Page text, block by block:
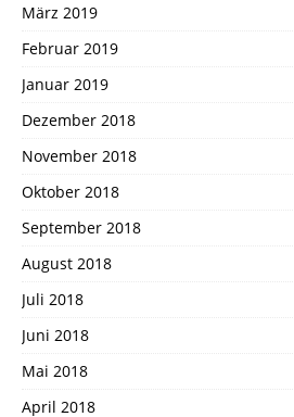
März 2019
Februar 2019
Januar 2019
Dezember 2018
November 2018
Oktober 2018
September 2018
August 2018
Juli 2018
Juni 2018
Mai 2018
April 2018